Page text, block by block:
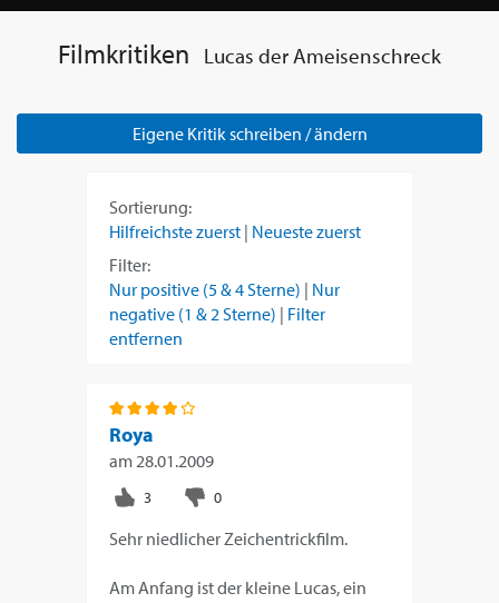
Filmkritiken Lucas der Ameisenschreck
Eigene Kritik schreiben / ändern
Sortierung:
Hilfreichste zuerst | Neueste zuerst
Filter:
Nur positive (5 & 4 Sterne) | Nur
negative (1 & 2 Sterne) | Filter
entfernen
Roya
am 28.01.2009
Sehr niedlicher Zeichentrickfilm.
Am Anfang ist der kleine Lucas, ein